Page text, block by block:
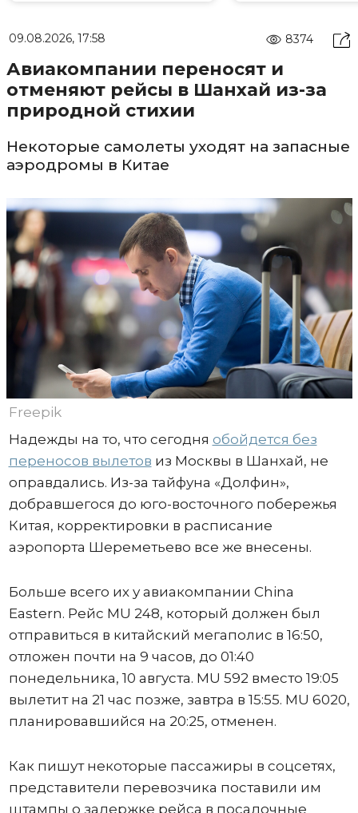
09.08.2026, 17:58 8374
Авиакомпании переносят и
отменяют рейсы в Шанхай из-за
природной стихии
Некоторые самолеты уходят на запасные
аэродромы в Китае
Freepik
Надежды на то, что сегодня обойдется без
переносов вылетов из Москвы в Шанхай, не
оправдались. Из-за тайфуна «Долфин»,
добравшегося до юго-восточного побережья
Китая, корректировки в расписание
аэропорта Шереметьево все же внесены.
Больше всего их у авиакомпании China
Eastern. Рейс MU 248, который должен был
отправиться в китайский мегаполис в 16:50,
отложен почти на 9 часов, до 01:40
понедельника, 10 августа. MU 592 вместо 19:05
вылетит на 21 час позже, завтра в 15:55. MU 6020,
планировавшийся на 20:25, отменен.
Как пишут некоторые пассажиры в соцсетях,
представители перевозчика поставили им
штампы о задержке рейса в посадочные